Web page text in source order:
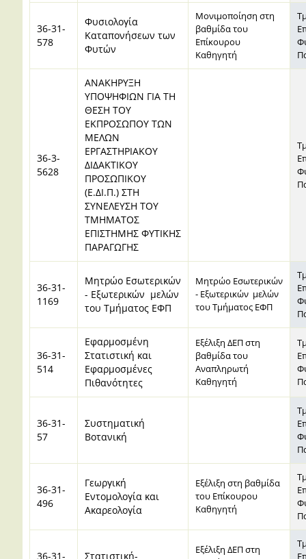
36-31-
578
Φυσιολογία
Καταπονήσεων των
Φυτών
Μονιμοποίηση στη
βαθμίδα του
Επίκουρου
Καθηγητή
36-3-
5628
ΑΝΑΚΗΡΥΞΗ
ΥΠΟΨΗΦΙΩΝ ΓΙΑ ΤΗ
ΘΕΣΗ ΤΟΥ
ΕΚΠΡΟΣΩΠΟΥ ΤΩΝ
ΜΕΛΩΝ
ΕΡΓΑΣΤΗΡΙΑΚΟΥ
ΔΙΔΑΚΤΙΚΟΥ
ΠΡΟΣΩΠΙΚΟΥ
(Ε.ΔΙ.Π.) ΣΤΗ
ΣΥΝΕΛΕΥΣΗ ΤΟΥ
ΤΜΗΜΑΤΟΣ
ΕΠΙΣΤΗΜΗΣ ΦΥΤΙΚΗΣ
ΠΑΡΑΓΩΓΗΣ
36-31-
1169
Μητρώο Εσωτερικών
- Εξωτερικών μελών
του Τμήματος ΕΦΠ
Μητρώο Εσωτερικών
- Εξωτερικών μελών
του Τμήματος ΕΦΠ
36-31-
514
Εφαρμοσμένη
Στατιστική και
Εφαρμοσμένες
Πιθανότητες
Εξέλιξη ΔΕΠ στη
βαθμίδα του
Αναπληρωτή
Καθηγητή
36-31-
57
Συστηματική
Βοτανική
36-31-
496
Γεωργική
Εντομολογία και
Ακαρεολογία
Eξέλιξη στη βαθμίδα
του Επίκουρου
Καθηγητή
36-31- Στατιστική-
Εξέλιξη ΔΕΠ στη